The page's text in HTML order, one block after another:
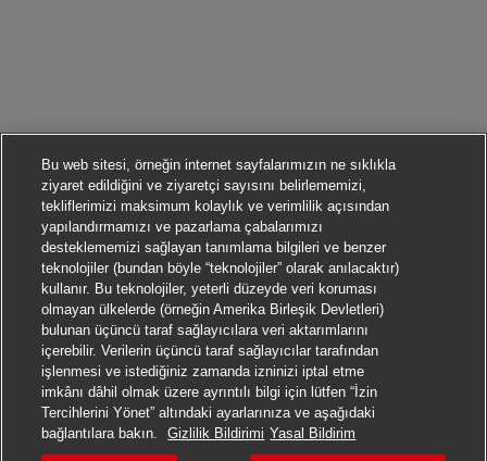
Başvurmak
Bu web sitesi, örneğin internet sayfalarımızın ne sıklıkla
ziyaret edildiğini ve ziyaretçi sayısını belirlememizi,
tekliflerimizi maksimum kolaylık ve verimlilik açısından
yapılandırmamızı ve pazarlama çabalarımızı
desteklememizi sağlayan tanımlama bilgileri ve benzer
teknolojiler (bundan böyle “teknolojiler” olarak anılacaktır)
kullanır. Bu teknolojiler, yeterli düzeyde veri koruması
olmayan ülkelerde (örneğin Amerika Birleşik Devletleri)
bulunan üçüncü taraf sağlayıcılara veri aktarımlarını
içerebilir. Verilerin üçüncü taraf sağlayıcılar tarafından
işlenmesi ve istediğiniz zamanda izninizi iptal etme
imkânı dâhil olmak üzere ayrıntılı bilgi için lütfen “İzin
Tercihlerini Yönet” altındaki ayarlarınıza ve aşağıdaki
bağlantılara bakın.
Gizlilik Bildirimi Yasal Bildirim